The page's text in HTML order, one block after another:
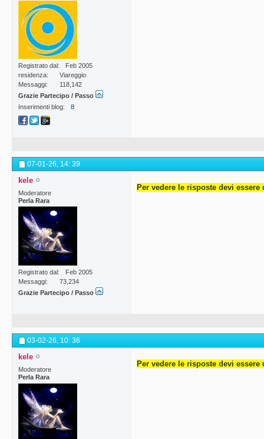
Registrato dal
Feb 2005
residenza
Viareggio
Messaggi
118,142
Grazie Partecipo / Passo
Inserimenti blog
8
07-01-26, 14: 39
kele
Moderatore
Perla Rara
Registrato dal
Feb 2005
Messaggi
73,234
Grazie Partecipo / Passo
Per vedere le risposte devi
03-02-26, 10: 36
kele
Moderatore
Perla Rara
Per vedere le risposte devi